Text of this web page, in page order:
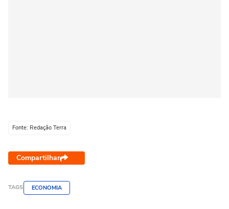
Fonte: Redação Terra
Compartilhar
TAGS ECONOMIA